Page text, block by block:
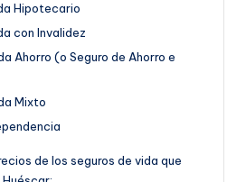
Hipotecario
con Invalidez
Ahorro (o Seguro de Ahorro e
Mixto
de los seguros de vida que